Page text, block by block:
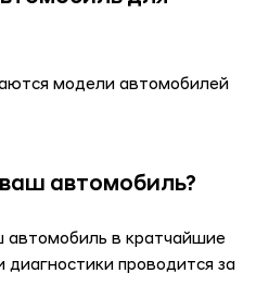
модели автомобилей
автомобиль?
в кратчайшие
диагностики проводится за